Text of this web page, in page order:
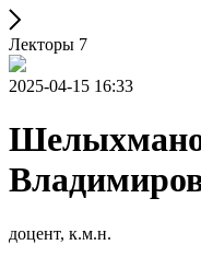
Лекторы 7
2025-04-15 16:33
доцент, к.м.н.